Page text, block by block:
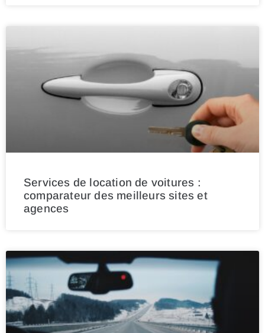
Services de location de voitures :
comparateur des meilleurs sites et
agences